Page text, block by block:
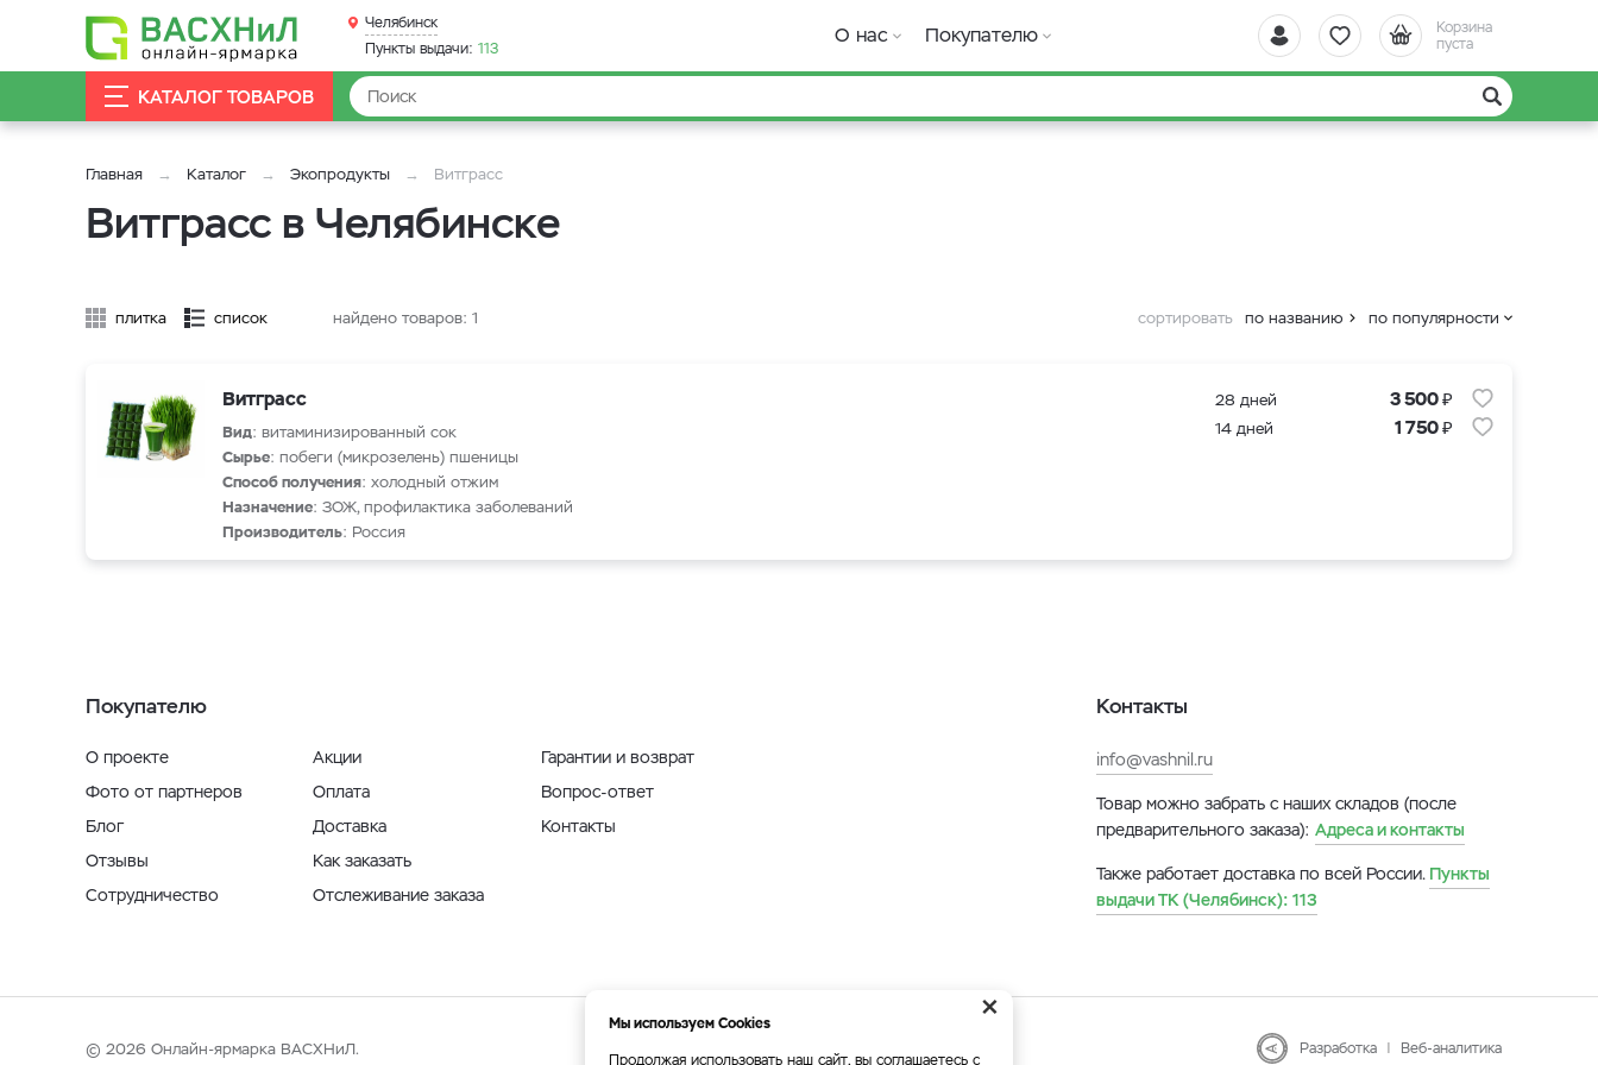
Корзина
пуста
Челябинск
Пункты выдачи: 113
О нас Покупателю
КАТАЛОГ ТОВАРОВ
Главная Каталог Экопродукты Витграсс
Витграсс в Челябинске
плитка список найдено товаров: 1 сортировать по названию по популярности
Витграсс
Вид: витаминизированный сок
Сырье: побеги (микрозелень) пшеницы
Способ получения: холодный отжим
Назначение: ЗОЖ, профилактика заболеваний
Производитель: Россия
28 дней 3 500₽
14 дней 1 750₽
Покупателю
О проекте
Фото от партнеров
Блог
Отзывы
Сотрудничество
Акции
Оплата
Доставка
Как заказать
Отслеживание заказа
Гарантии и возврат
Вопрос-ответ
Контакты
Контакты
info@vashnil.ru
Товар можно забрать с наших складов (после
предварительного заказа): Адреса и контакты
Также работает доставка по всей России. Пункты
выдачи ТК (Челябинск): 113
© 2026 Онлайн-ярмарка ВАСХНиЛ. Разработка | Веб-аналитика
×
Мы используем Cookies
Продолжая использовать наш сайт, вы соглашаетесь с